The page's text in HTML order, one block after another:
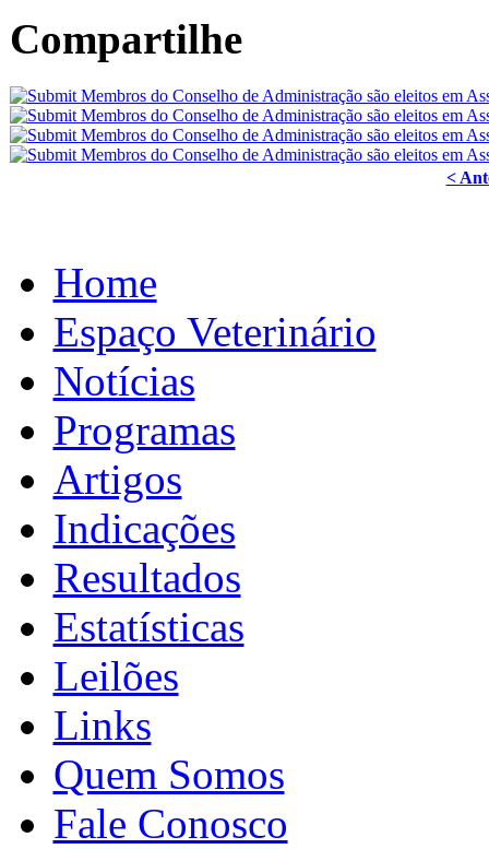
Compartilhe
<
Home
Espaço Veterinário
Notícias
Programas
Artigos
Indicações
Resultados
Estatísticas
Leilões
Links
Quem Somos
Fale Conosco